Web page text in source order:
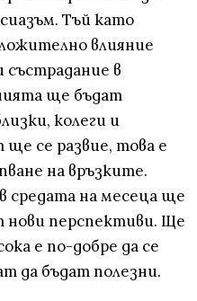
Тъй като
влияние
състрадание в
ще бъдат
колеги и
ще се развие, това е
на връзките.
средата на месеца ще
нови перспективи. Ще
е по-добре да се
да бъдат полезни.